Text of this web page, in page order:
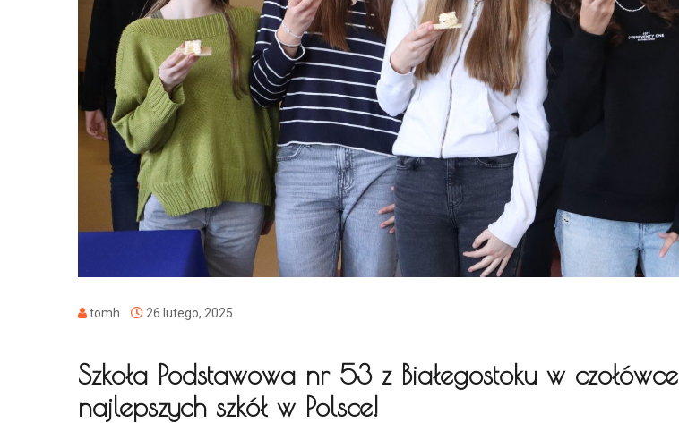
tomh 26 lutego, 2025
Szkoła Podstawowa nr 53 z Białegostoku w czołówce
najlepszych szkół w Polsce!